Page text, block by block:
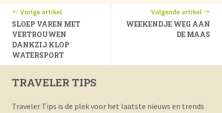
Vorige artikel
SLOEP VAREN MET
VERTROUWEN
DANKZIJ KLOP
WATERSPORT
Volgende artikel
WEEKENDJE WEG AAN
DE MAAS
TRAVELER TIPS
Traveler Tips is de plek voor het laatste nieuws en trends